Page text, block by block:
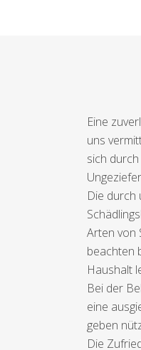
Eine
uns
sich
Die durch
Arten von
beachten
Haushalt
Bei der
eine
geben
Die